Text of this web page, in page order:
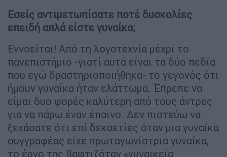
Εσείς αντιμετωπίσατε ποτέ δυσκολίες
επειδή απλά είστε γυναίκα;
Εννοείται! Από τη λογοτεχνία μέχρι το
πανεπιστήμιο -γιατί αυτά είναι τα δύο πεδία
που εγώ δραστηριοποιήθηκα- το γεγονός ότι
ήμουν γυναίκα ήταν ελάττωμα. Έπρεπε να
είμαι δυο φορές καλύτερη από τους άντρες
για να πάρω έναν έπαινο. Δεν πιστεύω να
ξεχάσατε ότι επί δεκαετίες όταν μια γυναίκα
συγγραφέας είχε πρωταγωνίστρια γυναίκα,
το έργο της βαφτιζόταν «γυναικεία